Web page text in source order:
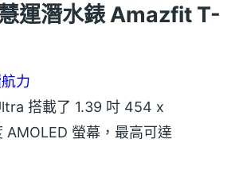
運潛水錶 Amazfit T-
力
搭載了 1.39 吋 454 x
螢幕，最高可達
，即使在陽光下也能清晰顯示；並
作業系統，擁有多種精美錶盤風格